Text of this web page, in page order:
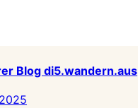
Blog di5.wandern.aus